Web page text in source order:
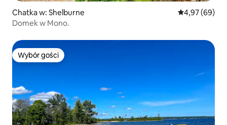
Chatka w: Shelburne Średnia
4,97 (69)
Domek w Mono.
Wybór gości
Wybór gości